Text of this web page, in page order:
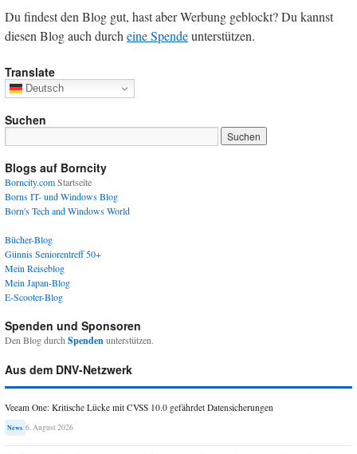
Du findest den Blog gut, hast aber Werbung geblockt? Du kannst
diesen Blog auch durcheine Spendeunterstützen.
Translate
Deutsch
Suchen
Blogs auf Borncity
Borncity.comStartseite
Borns IT- und Windows Blog
Born's Tech and Windows World
Bücher-Blog
Günnis Seniorentreff 50+
Mein Reiseblog
Mein Japan-Blog
E-Scooter-Blog
Spenden und Sponsoren
Den Blog durchSpendenunterstützen.
Aus dem DNV-Netzwerk
Veeam One: Kritische Lücke mit CVSS 10.0 gefährdet Datensicherungen
News 6. August 2026